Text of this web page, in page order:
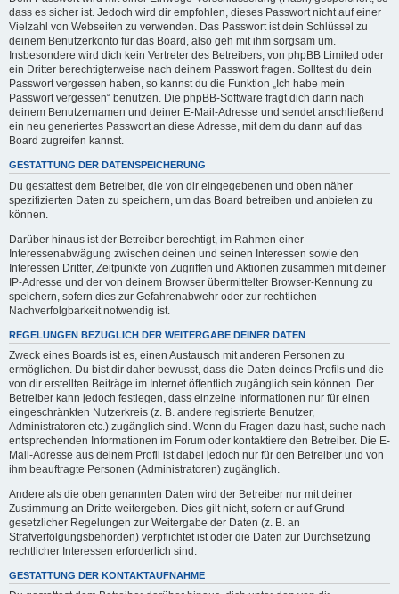
dass es sicher ist. Jedoch wird dir empfohlen, dieses Passwort nicht auf einer
Vielzahl von Webseiten zu verwenden. Das Passwort ist dein Schlüssel zu
deinem Benutzerkonto für das Board, also geh mit ihm sorgsam um.
Insbesondere wird dich kein Vertreter des Betreibers, von phpBB Limited oder
ein Dritter berechtigterweise nach deinem Passwort fragen. Solltest du dein
Passwort vergessen haben, so kannst du die Funktion „Ich habe mein
Passwort vergessen“ benutzen. Die phpBB-Software fragt dich dann nach
deinem Benutzernamen und deiner E-Mail-Adresse und sendet anschließend
ein neu generiertes Passwort an diese Adresse, mit dem du dann auf das
Board zugreifen kannst.
GESTATTUNG DER DATENSPEICHERUNG
Du gestattest dem Betreiber, die von dir eingegebenen und oben näher
spezifizierten Daten zu speichern, um das Board betreiben und anbieten zu
können.
Darüber hinaus ist der Betreiber berechtigt, im Rahmen einer
Interessenabwägung zwischen deinen und seinen Interessen sowie den
Interessen Dritter, Zeitpunkte von Zugriffen und Aktionen zusammen mit deiner
IP-Adresse und der von deinem Browser übermittelter Browser-Kennung zu
speichern, sofern dies zur Gefahrenabwehr oder zur rechtlichen
Nachverfolgbarkeit notwendig ist.
REGELUNGEN BEZÜGLICH DER WEITERGABE DEINER DATEN
Zweck eines Boards ist es, einen Austausch mit anderen Personen zu
ermöglichen. Du bist dir daher bewusst, dass die Daten deines Profils und die
von dir erstellten Beiträge im Internet öffentlich zugänglich sein können. Der
Betreiber kann jedoch festlegen, dass einzelne Informationen nur für einen
eingeschränkten Nutzerkreis (z. B. andere registrierte Benutzer,
Administratoren etc.) zugänglich sind. Wenn du Fragen dazu hast, suche nach
entsprechenden Informationen im Forum oder kontaktiere den Betreiber. Die E-
Mail-Adresse aus deinem Profil ist dabei jedoch nur für den Betreiber und von
ihm beauftragte Personen (Administratoren) zugänglich.
Andere als die oben genannten Daten wird der Betreiber nur mit deiner
Zustimmung an Dritte weitergeben. Dies gilt nicht, sofern er auf Grund
gesetzlicher Regelungen zur Weitergabe der Daten (z. B. an
Strafverfolgungsbehörden) verpflichtet ist oder die Daten zur Durchsetzung
rechtlicher Interessen erforderlich sind.
GESTATTUNG DER KONTAKTAUFNAHME